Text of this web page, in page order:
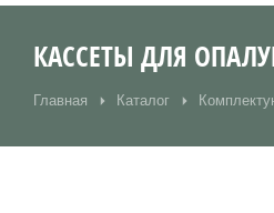
КАССЕТЫ ДЛЯ
Вы здесь:
Главная Каталог